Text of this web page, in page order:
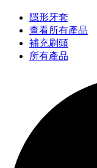
隱形牙套
查看所有產品
補充刷頭
所有產品